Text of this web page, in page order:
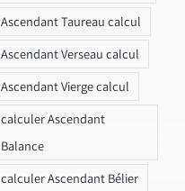
Ascendant Taureau calcul
Ascendant Verseau calcul
Ascendant Vierge calcul
calculer Ascendant
Balance
calculer Ascendant Bélier